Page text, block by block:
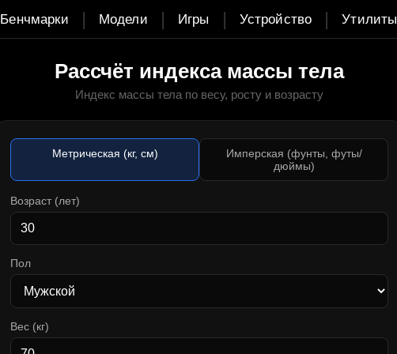
Бенчмарки | Модели | Игры | Устройство | Утилиты
Рассчёт индекса массы тела
Индекс массы тела по весу, росту и возрасту
Метрическая (кг, см)
Имперская (фунты, футы/
дюймы)
Возраст (лет)
Пол
Вес (кг)